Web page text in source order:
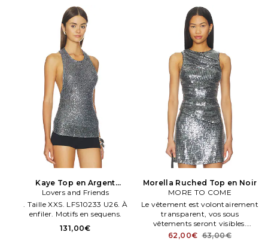
Kaye Top en Argent
Métallisé
Lovers and Friends
. Taille XXS. LFS10233 U26. À
enfiler. Motifs en sequens.
131,00€
Morella Ruched Top en Noir
MORE TO COME
Le vêtement est volontairement
transparent, vos sous
vêtements seront visibles.
MOTO WS443. Doublure: 95%
62,00€ 63,00€